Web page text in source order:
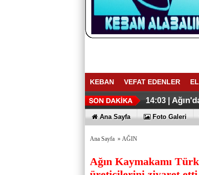
KEBAN VEFAT EDENLER
14:03 |
Ana Sayfa Foto Galeri
Ana Sayfa » AĞIN
Ağın Kaymakamı